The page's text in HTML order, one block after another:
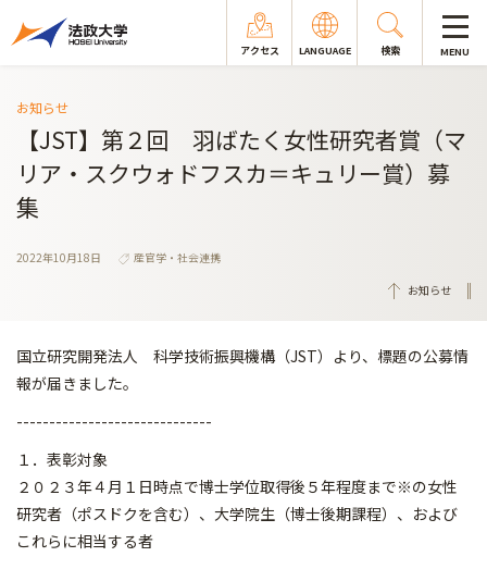
アクセス LANGUAGE 検索 MENU
お知らせ
【JST】第２回 羽ばたく女性研究者賞（マ
リア・スクウォドフスカ＝キュリー賞）募
集
2022年10月18日
産官学・社会連携
お知らせ
国立研究開発法人 科学技術振興機構（JST）より、標題の公募情
報が届きました。
------------------------------
１．表彰対象
２０２３年４月１日時点で博士学位取得後５年程度まで※の女性
研究者（ポスドクを含む）、大学院生（博士後期課程）、および
これらに相当する者